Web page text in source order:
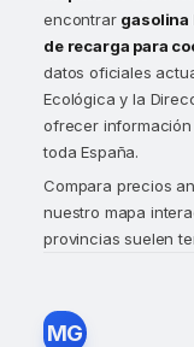
encontrar gasolina
de recarga para
datos oficiales
Ecológica y la
ofrecer
toda España.
Compara precios
nuestro mapa
provincias suelen
MG